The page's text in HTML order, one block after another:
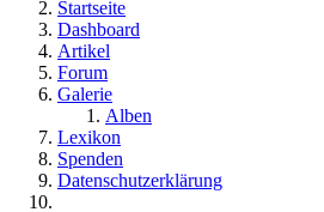
Startseite
Dashboard
Artikel
Forum
Galerie
Alben
Lexikon
Spenden
Datenschutzerklärung